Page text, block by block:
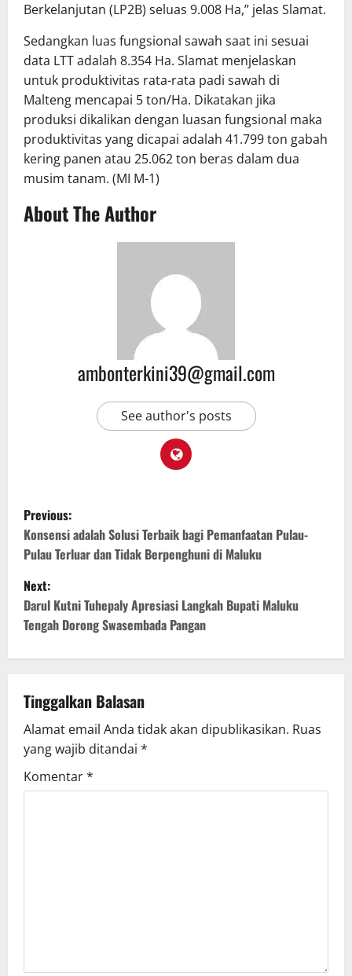
Berkelanjutan (LP2B) seluas 9.008 Ha,” jelas Slamat.
Sedangkan luas fungsional sawah saat ini sesuai
data LTT adalah 8.354 Ha. Slamat menjelaskan
untuk produktivitas rata-rata padi sawah di
Malteng mencapai 5 ton/Ha. Dikatakan jika
produksi dikalikan dengan luasan fungsional maka
produktivitas yang dicapai adalah 41.799 ton gabah
kering panen atau 25.062 ton beras dalam dua
musim tanam. (MI M-1)
About The Author
ambonterkini39@gmail.com
See author's posts
Previous:
Konsensi adalah Solusi Terbaik bagi Pemanfaatan Pulau-
Pulau Terluar dan Tidak Berpenghuni di Maluku
Next:
Darul Kutni Tuhepaly Apresiasi Langkah Bupati Maluku
Tengah Dorong Swasembada Pangan
Tinggalkan Balasan
Alamat email Anda tidak akan dipublikasikan. Ruas
yang wajib ditandai *
Komentar*